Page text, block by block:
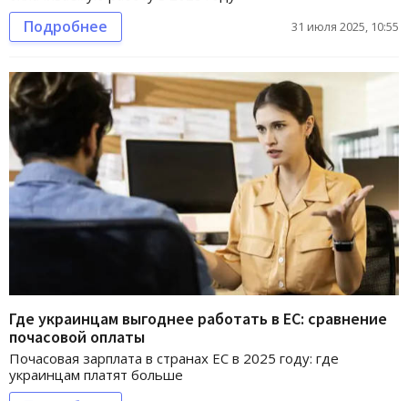
Подробнее 31 июля 2025, 10:55
Где украинцам выгоднее работать в ЕС: сравнение
почасовой оплаты
Почасовая зарплата в странах ЕС в 2025 году: где
украинцам платят больше